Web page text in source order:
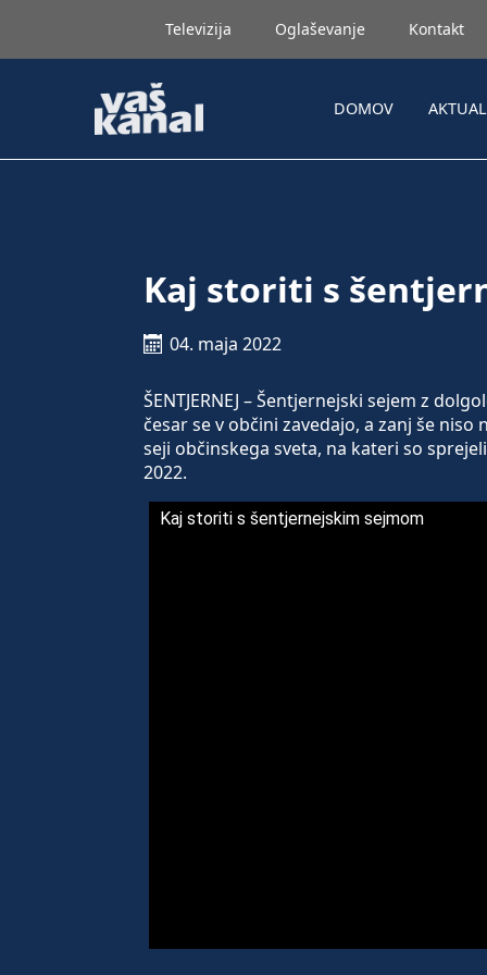
Televizija Oglaševanje Kontakt
DOMOV
Kaj storiti s
04. maja 2022
ŠENTJERNEJ – Šentjernejski sejem z
česar se v občini zavedajo, a zanj še
seji občinskega sveta, na kateri so
2022.
Kaj storiti s šentjernejskim sejmom